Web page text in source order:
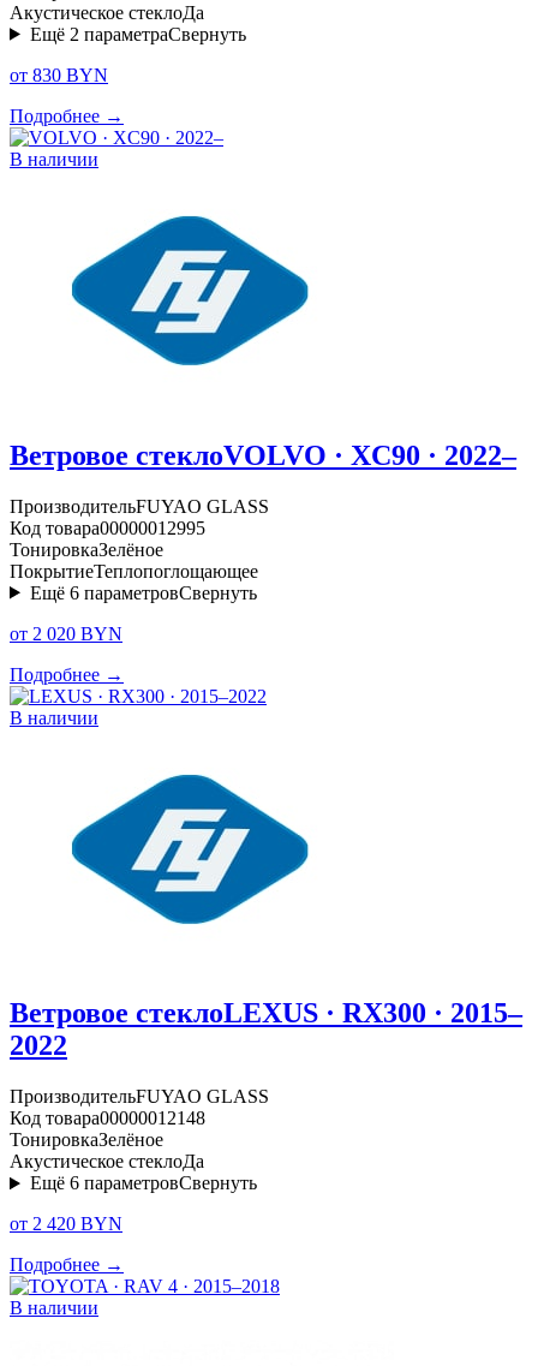
Акустическое стеклоДа
Ещё 2 параметраСвернуть
от 830 BYN
Подробнее →
В наличии
Ветровое стеклоVOLVO · XC90 · 2022–
ПроизводительFUYAO GLASS
Код товара00000012995
ТонировкаЗелёное
ПокрытиеТеплопоглощающее
Ещё 6 параметровСвернуть
от 2 020 BYN
Подробнее →
В наличии
Ветровое стеклоLEXUS · RX300 · 2015–
2022
ПроизводительFUYAO GLASS
Код товара00000012148
ТонировкаЗелёное
Акустическое стеклоДа
Ещё 6 параметровСвернуть
от 2 420 BYN
Подробнее →
В наличии